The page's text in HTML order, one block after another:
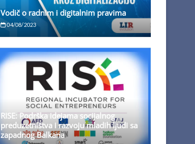
Vodič o radnim i digitalnim pravima
04/08/2023
RISE: Podrška idejama socijalnog
preduzetništva i razvoju mladih ljudi sa
zapadnog Balkana